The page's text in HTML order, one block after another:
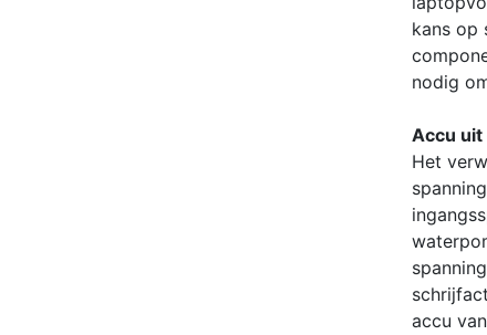
kans op
nodig
Accu uit
Het
accu